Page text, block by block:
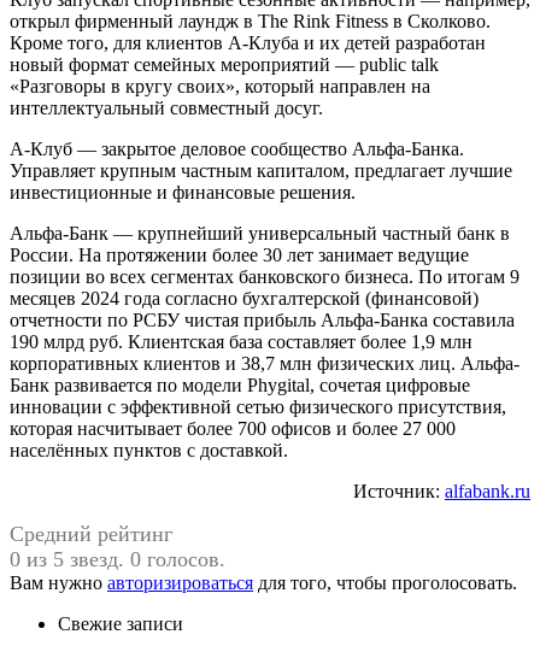
открыл фирменный лаундж в The Rink Fitness в Сколково.
Кроме того, для клиентов А-Клуба и их детей разработан
новый формат семейных мероприятий — public talk
«Разговоры в кругу своих», который направлен на
интеллектуальный совместный досуг.
А-Клуб — закрытое деловое сообщество Альфа-Банка.
Управляет крупным частным капиталом, предлагает лучшие
инвестиционные и финансовые решения.
Альфа-Банк — крупнейший универсальный частный банк в
России. На протяжении более 30 лет занимает ведущие
позиции во всех сегментах банковского бизнеса. По итогам 9
месяцев 2024 года согласно бухгалтерской (финансовой)
отчетности по РСБУ чистая прибыль Альфа-Банка составила
190 млрд руб. Клиентская база составляет более 1,9 млн
корпоративных клиентов и 38,7 млн физических лиц. Альфа-
Банк развивается по модели Phygital, сочетая цифровые
инновации с эффективной сетью физического присутствия,
которая насчитывает более 700 офисов и более 27 000
населённых пунктов с доставкой.
Источник: alfabank.ru
Средний рейтинг
0 из 5 звезд. 0 голосов.
Вам нужно авторизироваться для того, чтобы проголосовать.
Свежие записи